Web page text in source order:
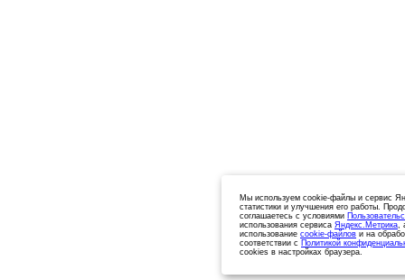
Мы используем cookie-файлы и сервис
статистики и улучшения его работы.
соглашаетесь с условиями
использования сервиса Яндекс.Метрика,
использование cookie-файлов и на
соответствии с Политикой
cookies в настройках браузера.